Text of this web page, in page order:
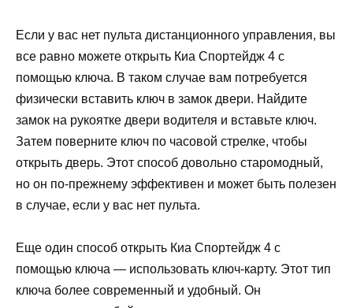
Если у вас нет пульта дистанционного управления, вы
все равно можете открыть Киа Спортейдж 4 с
помощью ключа. В таком случае вам потребуется
физически вставить ключ в замок двери. Найдите
замок на рукоятке двери водителя и вставьте ключ.
Затем поверните ключ по часовой стрелке, чтобы
открыть дверь. Этот способ довольно старомодный,
но он по-прежнему эффективен и может быть полезен
в случае, если у вас нет пульта.
Еще один способ открыть Киа Спортейдж 4 с
помощью ключа — использовать ключ-карту. Этот тип
ключа более современный и удобный. Он